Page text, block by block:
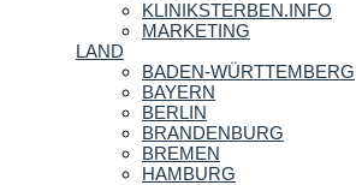
KLINIKSTERBEN.INFO
MARKETING
LAND
BADEN-WÜRTTEMBERG
BAYERN
BERLIN
BRANDENBURG
BREMEN
HAMBURG